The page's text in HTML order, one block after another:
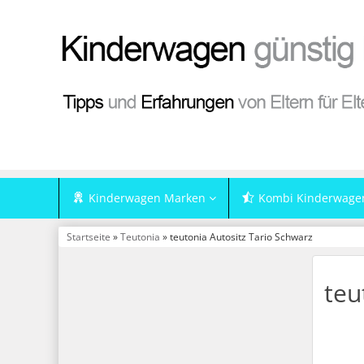
Kinderwagen Marken Kombi
Startseite »Teutonia » teutonia Autositz Tario Schwarz